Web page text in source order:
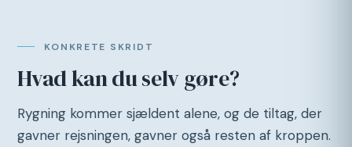
KONKRETE SKRIDT
Hvad kan du selv gøre?
Rygning kommer sjældent alene, og de tiltag, der
gavner rejsningen, gavner også resten af kroppen.